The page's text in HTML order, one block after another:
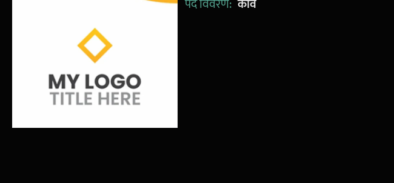
पद विवरण: कवि